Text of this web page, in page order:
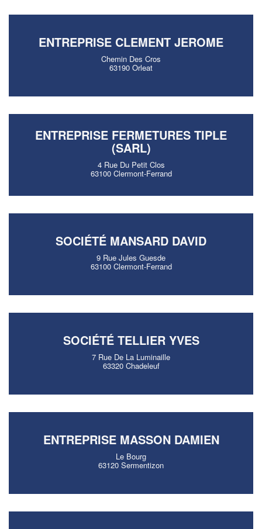
ENTREPRISE CLEMENT JEROME
Chemin Des Cros
63190 Orleat
ENTREPRISE FERMETURES TIPLE
(SARL)
4 Rue Du Petit Clos
63100 Clermont-Ferrand
SOCIÉTÉ MANSARD DAVID
9 Rue Jules Guesde
63100 Clermont-Ferrand
SOCIÉTÉ TELLIER YVES
7 Rue De La Luminaille
63320 Chadeleuf
ENTREPRISE MASSON DAMIEN
Le Bourg
63120 Sermentizon